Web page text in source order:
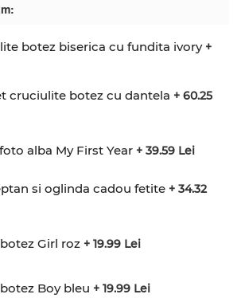
botez biserica cu fundita ivory+
cruciulite botez cu dantela + 60.25
alba My First Year + 39.59 Lei
si oglinda cadou fetite + 34.32
Girl roz + 19.99 Lei
Boy bleu + 19.99 Lei